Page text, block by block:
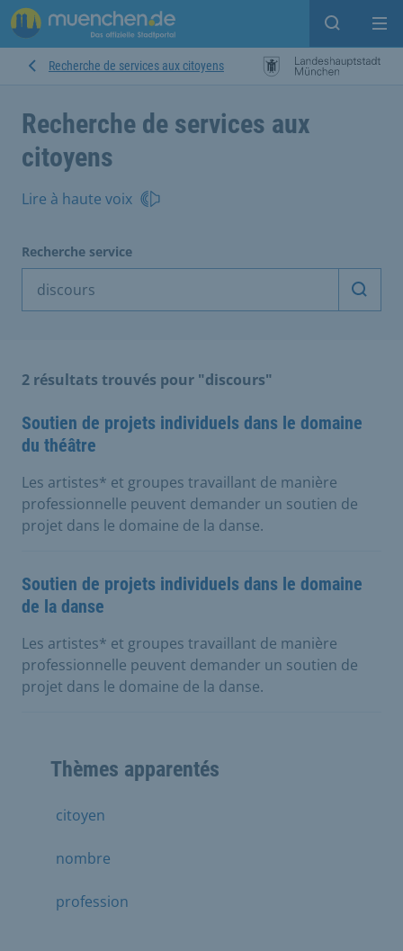
Open
Recherche de services aux citoyens
Recherche de services aux
citoyens
Lire à haute voix
Recherche service
2 résultats trouvés pour "discours"
Soutien de projets individuels dans le domaine
du théâtre
Les artistes* et groupes travaillant de manière
professionnelle peuvent demander un soutien de
projet dans le domaine de la danse.
Soutien de projets individuels dans le domaine
de la danse
Les artistes* et groupes travaillant de manière
professionnelle peuvent demander un soutien de
projet dans le domaine de la danse.
Thèmes apparentés
citoyen
nombre
profession